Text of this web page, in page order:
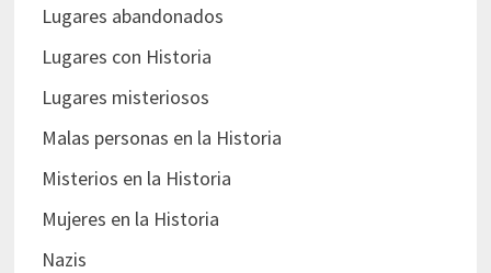
Lugares abandonados
Lugares con Historia
Lugares misteriosos
Malas personas en la Historia
Misterios en la Historia
Mujeres en la Historia
Nazis